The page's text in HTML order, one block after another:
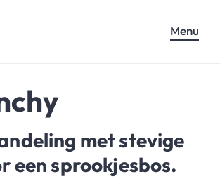
Menu
met stevige
een sprookjesbos.